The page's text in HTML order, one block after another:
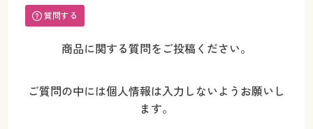
質問する
商品に関する質問をご投稿ください。
ご質問の中には個人情報は入力しないようお願いし
ます。